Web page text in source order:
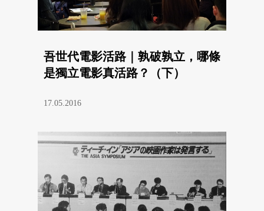
吾世代電影活路｜孰破孰立，哪條
是獨立電影真活路？（下）
17.05.2016